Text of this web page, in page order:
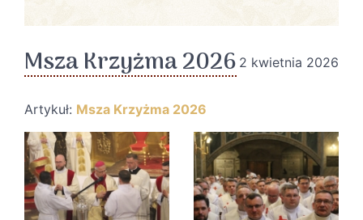
Msza Krzyżma 2026 2 kwietnia 2026
Artykuł: Msza Krzyżma 2026